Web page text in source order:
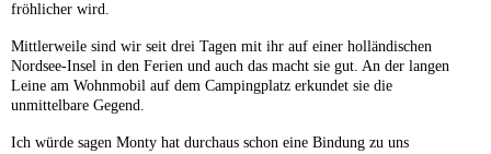
fröhlicher wird.
Mittlerweile sind wir seit drei Tagen mit ihr auf einer holländischen
Nordsee-Insel in den Ferien und auch das macht sie gut. An der langen
Leine am Wohnmobil auf dem Campingplatz erkundet sie die
unmittelbare Gegend.
Ich würde sagen Monty hat durchaus schon eine Bindung zu uns